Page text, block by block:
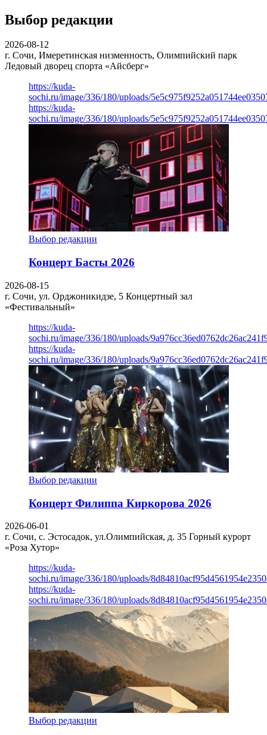
Выбор редакции
2026-08-12
г. Сочи, Имеретинская низменность, Олимпийский парк
Ледовый дворец спорта «Айсберг»
https://kuda-
sochi.ru/image/336/180/uploads/
https://kuda-
sochi.ru/image/336/180/uploads/
Выбор редакции
Концерт Басты 2026
2026-08-15
г. Сочи, ул. Орджоникидзе, 5 Концертный зал
«Фестивальный»
https://kuda-
sochi.ru/image/336/180/uploads/
https://kuda-
sochi.ru/image/336/180/uploads/
Выбор редакции
Концерт Филиппа Киркорова 2026
2026-06-01
г. Сочи, с. Эстосадок, ул.Олимпийская, д. 35 Горный курорт
«Роза Хутор»
https://kuda-
sochi.ru/image/336/180/uploads/
https://kuda-
sochi.ru/image/336/180/uploads/
Выбор редакции